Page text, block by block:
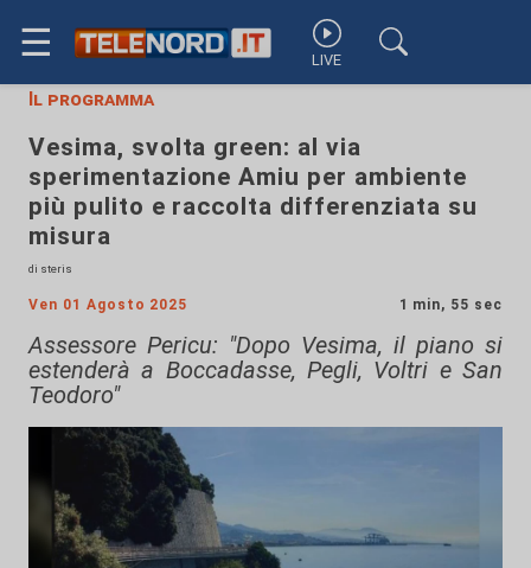
☰ LIVE
Il programma
Vesima, svolta green: al via
sperimentazione Amiu per ambiente
più pulito e raccolta differenziata su
misura
di steris
Ven 01 Agosto 2025 1 min, 55 sec
Assessore Pericu: "Dopo Vesima, il piano si
estenderà a Boccadasse, Pegli, Voltri e San
Teodoro"